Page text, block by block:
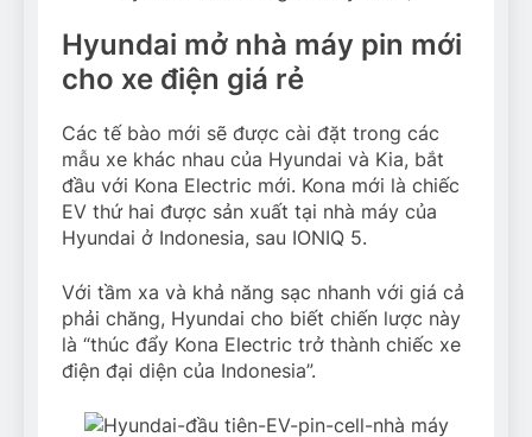
Hyundai mở nhà máy pin mới
cho xe điện giá rẻ
Các tế bào mới sẽ được cài đặt trong các
mẫu xe khác nhau của Hyundai và Kia, bắt
đầu với Kona Electric mới. Kona mới là chiếc
EV thứ hai được sản xuất tại nhà máy của
Hyundai ở Indonesia, sau IONIQ 5.
Với tầm xa và khả năng sạc nhanh với giá cả
phải chăng, Hyundai cho biết chiến lược này
là “thúc đẩy Kona Electric trở thành chiếc xe
điện đại diện của Indonesia”.